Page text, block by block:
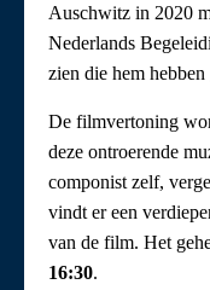
Auschwitz in 2020
Nederlands
zien die hem
De filmvertoning
deze ontroerende
componist zelf,
vindt er een
van de film. Het
16:30.